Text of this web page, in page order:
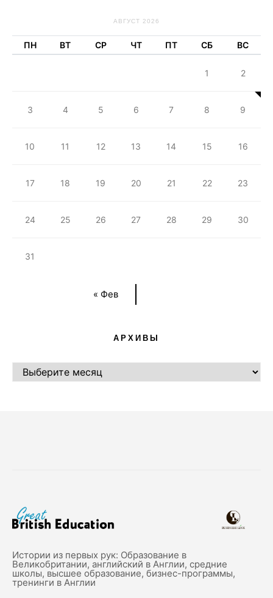
АВГУСТ 2026
ПН ВТ СР ЧТ ПТ СБ ВС
« Фев
1 2
3 4 5 6 7 8 9
10 11 12 13 14 15 16
17 18 19 20 21 22 23
24 25 26 27 28 29 30
31
АРХИВЫ
Истории из первых рук: Образование в
Великобритании, английский в Англии, средние
школы, высшее образование, бизнес-программы,
тренинги в Англии